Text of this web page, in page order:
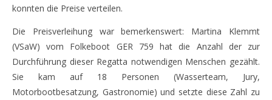
konnten die Preise verteilen.
Die Preisverleihung war bemerkenswert: Martina Klemmt
(VSaW) vom Folkeboot GER 759 hat die Anzahl der zur
Durchführung dieser Regatta notwendigen Menschen gezählt.
Sie kam auf 18 Personen (Wasserteam, Jury,
Motorbootbesatzung, Gastronomie) und setzte diese Zahl zu